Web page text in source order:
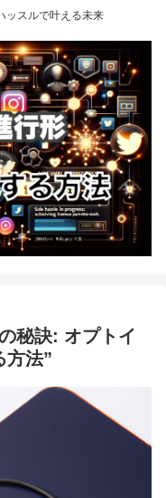
ッスルで叶える未来
秘訣: オプトイ
方法”